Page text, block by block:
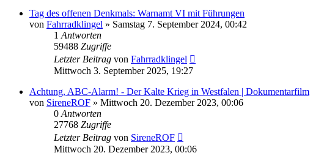
Tag des offenen Denkmals: Warnamt VI mit Führungen
von Fahrradklingel » Samstag 7. September 2024, 00:42
1 Antworten
59488 Zugriffe
Letzter Beitrag von Fahrradklingel
Mittwoch 3. September 2025, 19:27
Achtung, ABC-Alarm! - Der Kalte Krieg in Westfalen | Dokumentarfilm
von SireneROF » Mittwoch 20. Dezember 2023, 00:06
0 Antworten
27768 Zugriffe
Letzter Beitrag von SireneROF
Mittwoch 20. Dezember 2023, 00:06